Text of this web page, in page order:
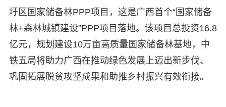
圩区国家储备林PPP项目，这是广西首个“国家储备
林+森林城镇建设”PPP项目落地。该项目总投资16.8
亿元，规划建设10万亩高质量国家储备林基地，中
铁五局将助力广西在推动绿色发展上迈出新步伐、
巩固拓展脱贫攻坚成果和助推乡村振兴有效衔接。